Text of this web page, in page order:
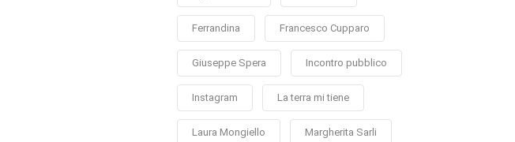
Ferrandina Francesco Cupparo
Giuseppe Spera Incontro pubblico
Instagram La terra mi tiene
Laura Mongiello Margherita Sarli